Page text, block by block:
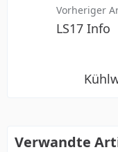
Vorheriger
LS17 Info
Verwandte